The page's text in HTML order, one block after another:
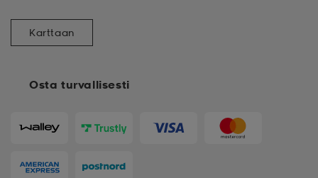
Osta turvallisesti
Karttaan